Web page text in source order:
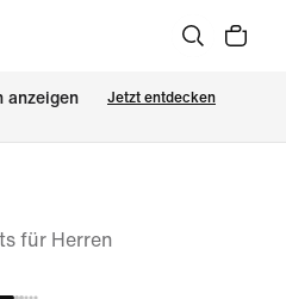
anzeigen Jetzt entdecken
für Herren